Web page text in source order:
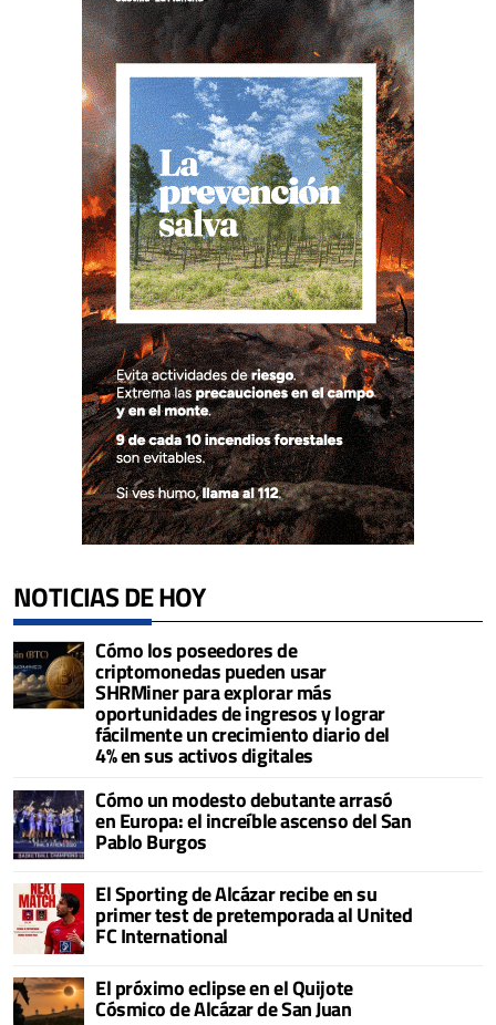
NOTICIAS DE HOY
Cómo los poseedores de
criptomonedas pueden usar
SHRMiner para explorar más
oportunidades de ingresos y lograr
fácilmente un crecimiento diario del
4% en sus activos digitales
Cómo un modesto debutante arrasó
en Europa: el increíble ascenso del San
Pablo Burgos
El Sporting de Alcázar recibe en su
primer test de pretemporada al United
FC International
El próximo eclipse en el Quijote
Cósmico de Alcázar de San Juan